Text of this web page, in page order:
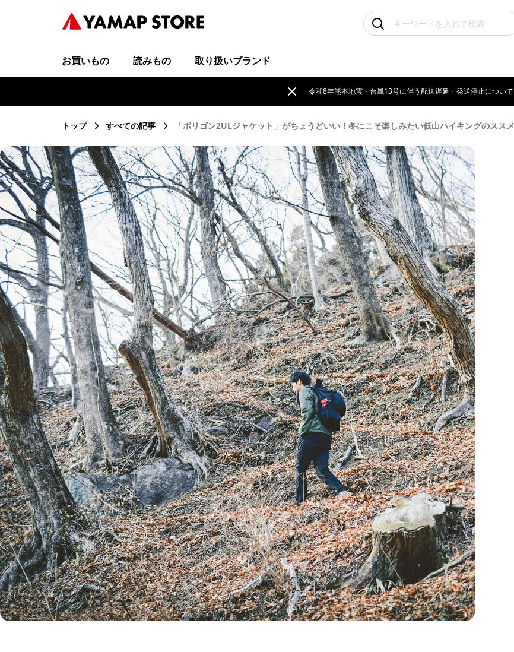
お買いもの 読みもの 取り扱いブランド
令和8年熊本地震・台風13号に伴う配送遅延・発送停止について
トップ すべての記事 「ポリゴン2ULジャケット」がちょうどいい！冬にこそ楽しみたい低山ハイキングのススメ